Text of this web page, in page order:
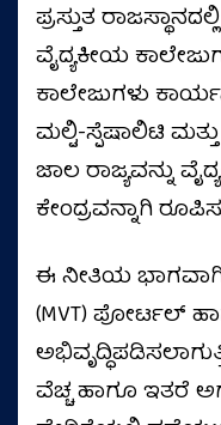
ಪ್ರಸ್ತುತ
ವೈದ್ಯಕೀಯ
ಕಾಲೇಜುಗಳು
ಮಲ್ಟಿ-ಸ್ಪೆಷಾಲಿಟಿ
ಜಾಲ ರಾಜ್ಯವನ್ನು
ಕೇಂದ್ರವನ್ನಾಗಿ
ಈ ನೀತಿಯ
(MVT) ಪೋರ್ಟಲ್
ವೆಚ್ಚ ಹಾಗೂ ಇತರೆ